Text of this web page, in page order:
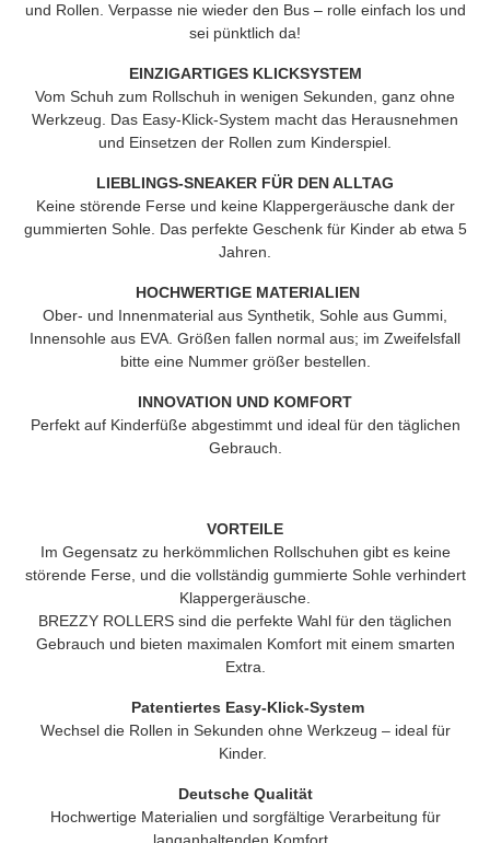
und Rollen. Verpasse nie wieder den Bus – rolle einfach los und
sei pünktlich da!
EINZIGARTIGES KLICKSYSTEM
Vom Schuh zum Rollschuh in wenigen Sekunden, ganz ohne
Werkzeug. Das Easy-Klick-System macht das Herausnehmen
und Einsetzen der Rollen zum Kinderspiel.
LIEBLINGS-SNEAKER FÜR DEN ALLTAG
Keine störende Ferse und keine Klappergeräusche dank der
gummierten Sohle. Das perfekte Geschenk für Kinder ab etwa 5
Jahren.
HOCHWERTIGE MATERIALIEN
Ober- und Innenmaterial aus Synthetik, Sohle aus Gummi,
Innensohle aus EVA. Größen fallen normal aus; im Zweifelsfall
bitte eine Nummer größer bestellen.
INNOVATION UND KOMFORT
Perfekt auf Kinderfüße abgestimmt und ideal für den täglichen
Gebrauch.
VORTEILE
Im Gegensatz zu herkömmlichen Rollschuhen gibt es keine
störende Ferse, und die vollständig gummierte Sohle verhindert
Klappergeräusche.
BREZZY ROLLERS sind die perfekte Wahl für den täglichen
Gebrauch und bieten maximalen Komfort mit einem smarten
Extra.
Patentiertes Easy-Klick-System
Wechsel die Rollen in Sekunden ohne Werkzeug – ideal für
Kinder.
Deutsche Qualität
Hochwertige Materialien und sorgfältige Verarbeitung für